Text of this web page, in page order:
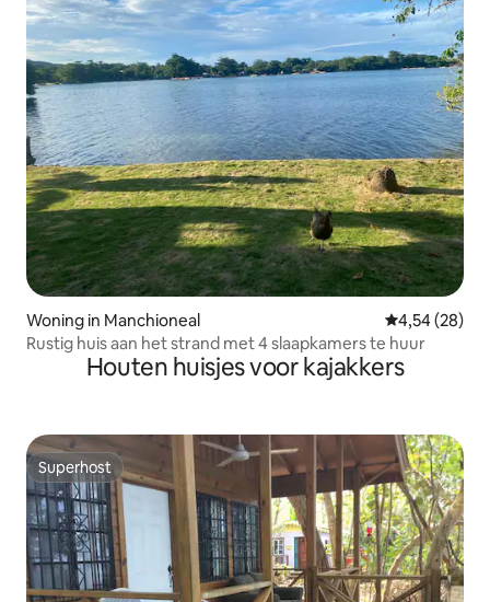
Woning in Manchioneal Gemiddelde
4,54 (28)
Rustig huis aan het strand met 4 slaapkamers te huur
Houten huisjes voor kajakkers
Superhost
Superhost